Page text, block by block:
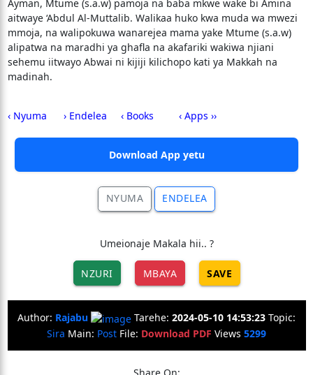
Ayman, Mtume (s.a.w) pamoja na baba mkwe wake bi Amina
aitwaye ‘Abdul Al-Muttalib. Walikaa huko kwa muda wa mwezi
mmoja, na walipokuwa wanarejea mama yake Mtume (s.a.w)
alipatwa na maradhi ya ghafla na akafariki wakiwa njiani
sehemu iitwayo Abwai ni kijiji kilichopo kati ya Makkah na
madinah.
‹ Nyuma › Endelea ‹ Books ‹ Apps ››
Download App yetu
NYUMA ENDELEA
Umeionaje Makala hii.. ?
NZURI MBAYA SAVE
Author: Rajabu Tarehe: 2024-05-10 14:53:23 Topic:
Sira Main: Post File: Download PDF Views 5299